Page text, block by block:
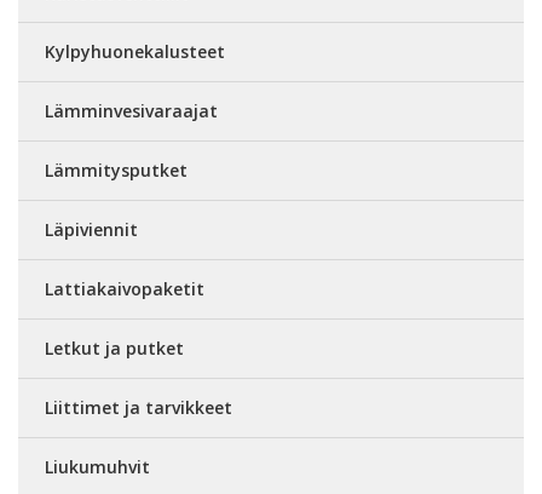
Kylpyhuonekalusteet
Lämminvesivaraajat
Lämmitysputket
Läpiviennit
Lattiakaivopaketit
Letkut ja putket
Liittimet ja tarvikkeet
Liukumuhvit